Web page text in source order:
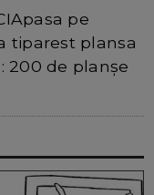
pe
tiparest plansa
200 de planșe